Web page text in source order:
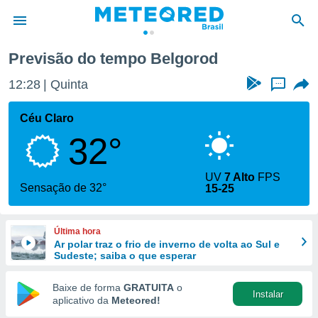
da
fornecidas
a este
das
e
forma
digital
Previsão do tempo Belgorod
12:28 Quinta ...
Céu Claro
32°
Sensação de 32°
UV7 Alto FPS
15-25
Última hora
Ar polar traz o frio de inverno de volta ao Sul e
Sudeste; saiba o que esperar
Baixe de forma GRATUITA o
aplicativo da Meteored!
Instalar